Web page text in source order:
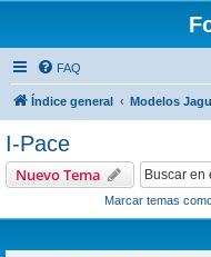
FAQ
Índice general Modelos
I-Pace
Nuevo Tema
Marcar temas